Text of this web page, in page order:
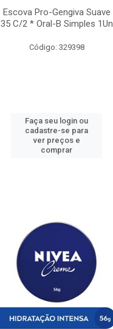
Escova Pro-Gengiva Suave
35 C/2 * Oral-B Simples 1Un
Código: 329398
Faça seu login ou
cadastre-se para
ver preços e
comprar